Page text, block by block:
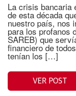
La crisis bancaria
de esta década
nuestro país, nos
para los profanos
SAREB) que
financiero de
tenían los […]
VER POST